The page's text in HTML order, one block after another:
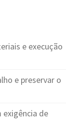
e execução
e preservar o
exigência de